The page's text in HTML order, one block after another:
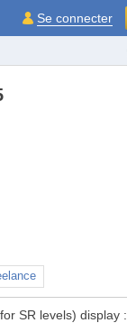
Se connecter
SR levels) display :